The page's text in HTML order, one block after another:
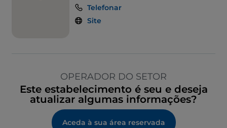
Telefonar
Site
OPERADOR DO SETOR
Este estabelecimento é seu e deseja
atualizar algumas informações?
Aceda à sua área reservada